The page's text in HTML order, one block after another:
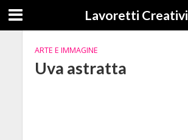
Lavoretti Creativi
ARTE E IMMAGINE
Uva astratta